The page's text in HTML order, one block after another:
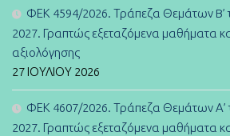
ΦΕΚ 4594/2026. Τράπεζα Θεμάτων B’
2027. Γραπτώς εξεταζόμενα μαθήματα
αξιολόγησης
27 ΙΟΥΛΊΟΥ 2026
ΦΕΚ 4607/2026. Τράπεζα Θεμάτων Α’
2027. Γραπτώς εξεταζόμενα μαθήματα